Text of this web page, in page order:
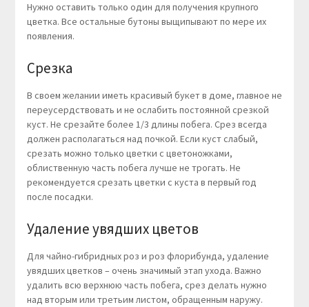
Нужно оставить только один для получения крупного
цветка. Все остальные бутоны выщипывают по мере их
появления.
Срезка
В своем желании иметь красивый букет в доме, главное не
переусердствовать и не ослабить постоянной срезкой
куст. Не срезайте более 1/3 длины побега. Срез всегда
должен располагаться над почкой. Если куст слабый,
срезать можно только цветки с цветоножками,
облиственную часть побега лучше не трогать. Не
рекомендуется срезать цветки с куста в первый год
после посадки.
Удаление увядших цветов
Для чайно-гибридных роз и роз флорибунда, удаление
увядших цветков – очень значимый этап ухода. Важно
удалить всю верхнюю часть побега, срез делать нужно
над вторым или третьим листом, обращенным наружу.